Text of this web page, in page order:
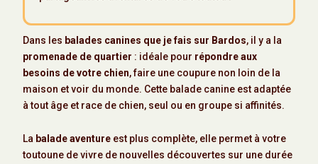
Dans les balades canines que je fais sur Bardos, il y a la
promenade de quartier : idéale pour répondre aux
besoins de votre chien, faire une coupure non loin de la
maison et voir du monde. Cette balade canine est adaptée
à tout âge et race de chien, seul ou en groupe si affinités.
La balade aventure est plus complète, elle permet à votre
toutoune de vivre de nouvelles découvertes sur une durée